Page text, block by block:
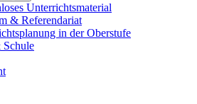
Unterrichtsmaterial
& Referendariat
in der Oberstufe
Schule